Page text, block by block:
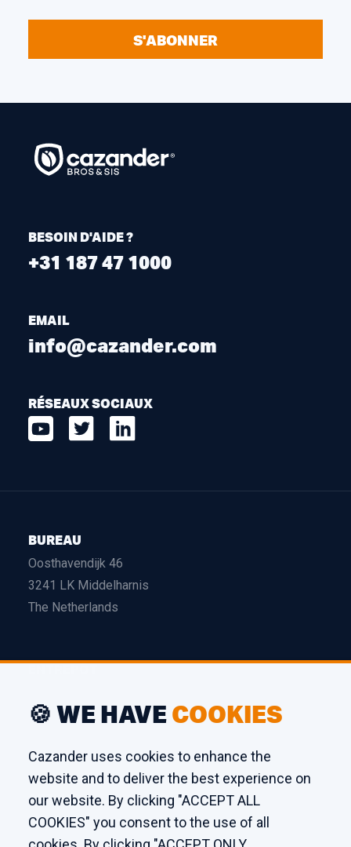
S'ABONNER
BESOIN D'AIDE ?
+31 187 47 1000
EMAIL
info@cazander.com
RÉSEAUX SOCIAUX
BUREAU
Oosthavendijk 46
3241 LK Middelharnis
The Netherlands
3241 LS Middelharnis
ATELIER
Kaagstraat 7
🍪 WE HAVECOOKIES
Cazander uses cookies to enhance the
website and to deliver the best experience on
our website. By clicking "ACCEPT ALL
COOKIES" you consent to the use of all